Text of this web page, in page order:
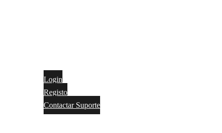
Login
Registo
Contactar Suporte